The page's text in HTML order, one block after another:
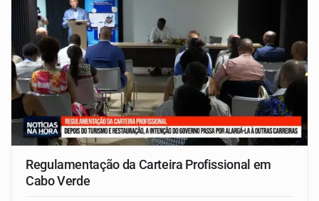
Regulamentação da Carteira Profissional em
Cabo Verde